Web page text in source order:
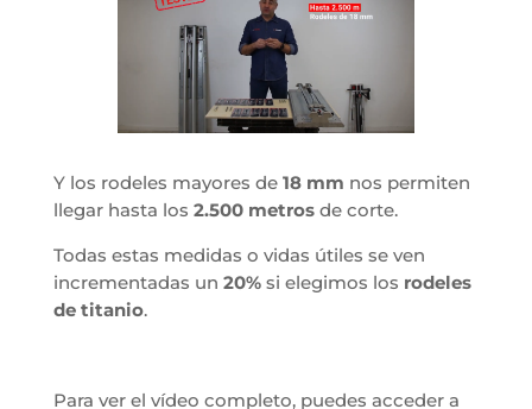
Y los rodeles mayores de 18 mm nos permiten
llegar hasta los 2.500 metrosde corte.
Todas estas medidas o vidas útiles se ven
incrementadas un 20%si elegimos los rodeles
de titanio.
Para ver el vídeo completo, puedes acceder a